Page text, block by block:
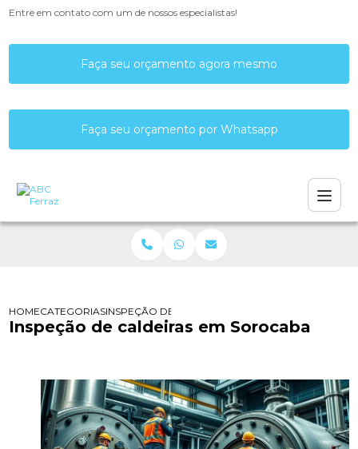
Entre em contato com um de nossos especialistas!
Faça seu orçamento agora mesmo
Faça seu orçamento por Whatsapp
HOMECATEGORIASINSPEÇÃO DE CALDEIRAS EM SOROCABA
Inspeção de caldeiras em Sorocaba